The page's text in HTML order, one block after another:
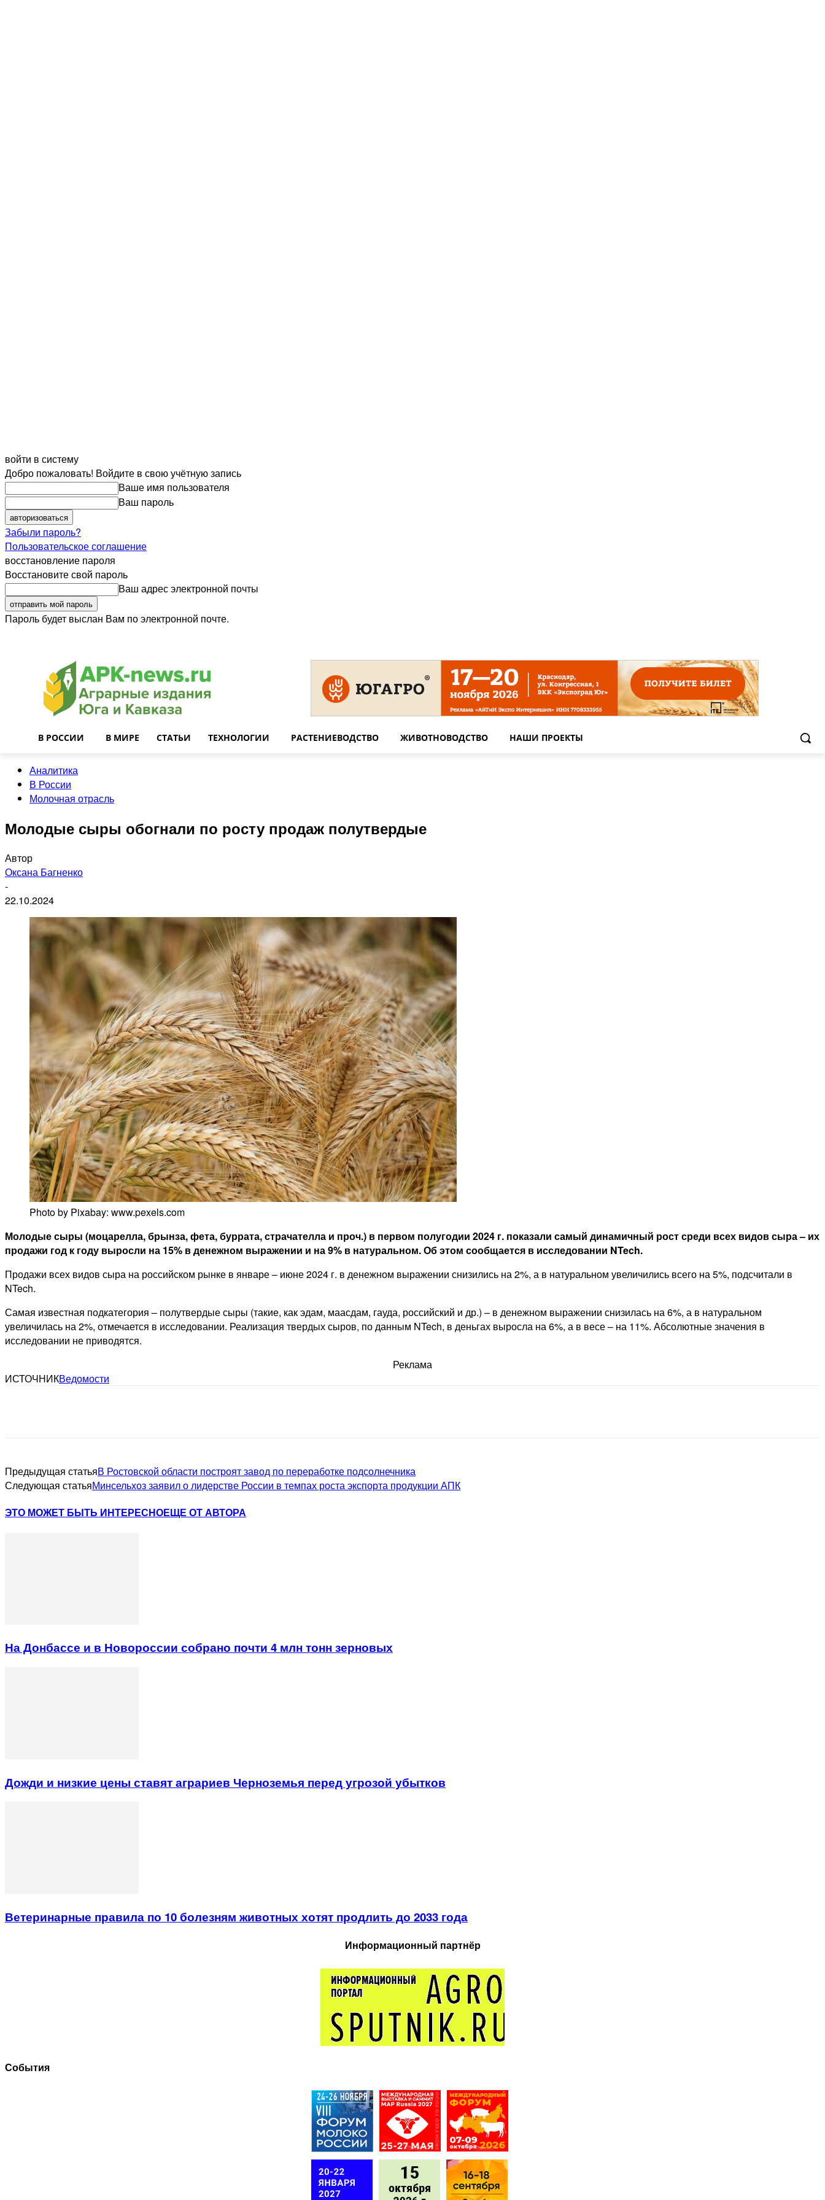
войти в систему
Добро пожаловать! Войдите в свою учётную запись
Ваше имя пользователя
Ваш пароль
Забыли пароль?
Пользовательское соглашение
восстановление пароля
Восстановите свой пароль
Ваш адрес электронной почты
Пароль будет выслан Вам по электронной почте.
В РОССИИ В МИРЕ СТАТЬИ ТЕХНОЛОГИИ РАСТЕНИЕВОДСТВО ЖИВОТНОВОДСТВО НАШИ ПРОЕКТЫ
Аналитика
В России
Молочная отрасль
Молодые сыры обогнали по росту продаж полутвердые
Автор
Оксана Багненко
-
22.10.2024
Photo by Pixabay: www.pexels.com
Молодые сыры (моцарелла, брынза, фета, буррата, страчателла и проч.) в первом полугодии 2024 г. показали самый динамичный рост среди всех видов сыра – их
продажи год к году выросли на 15% в денежном выражении и на 9% в натуральном. Об этом сообщается в исследовании NTech.
Продажи всех видов сыра на российском рынке в январе – июне 2024 г. в денежном выражении снизились на 2%, а в натуральном увеличились всего на 5%, подсчитали в
NTech.
Самая известная подкатегория – полутвердые сыры (такие, как эдам, маасдам, гауда, российский и др.) – в денежном выражении снизилась на 6%, а в натуральном
увеличилась на 2%, отмечается в исследовании. Реализация твердых сыров, по данным NTech, в деньгах выросла на 6%, а в весе – на 11%. Абсолютные значения в
исследовании не приводятся.
Реклама
ИСТОЧНИКВедомости
Предыдущая статьяВ Ростовской области построят завод по переработке подсолнечника
Следующая статьяМинсельхоз заявил о лидерстве России в темпах роста экспорта продукции АПК
ЭТО МОЖЕТ БЫТЬ ИНТЕРЕСНОЕЩЕ ОТ АВТОРА
На Донбассе и в Новороссии собрано почти 4 млн тонн зерновых
Дожди и низкие цены ставят аграриев Черноземья перед угрозой убытков
Ветеринарные правила по 10 болезням животных хотят продлить до 2033 года
Информационный партнёр
События